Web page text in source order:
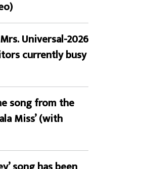
Universal-2026
currently busy
song from the
Miss’ (with